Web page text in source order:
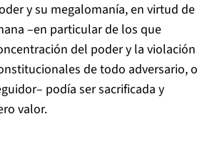
y su megalomanía, en virtud de
–en particular de los que
del poder y la violación
de todo adversario, o
podía ser sacrificada y
valor.